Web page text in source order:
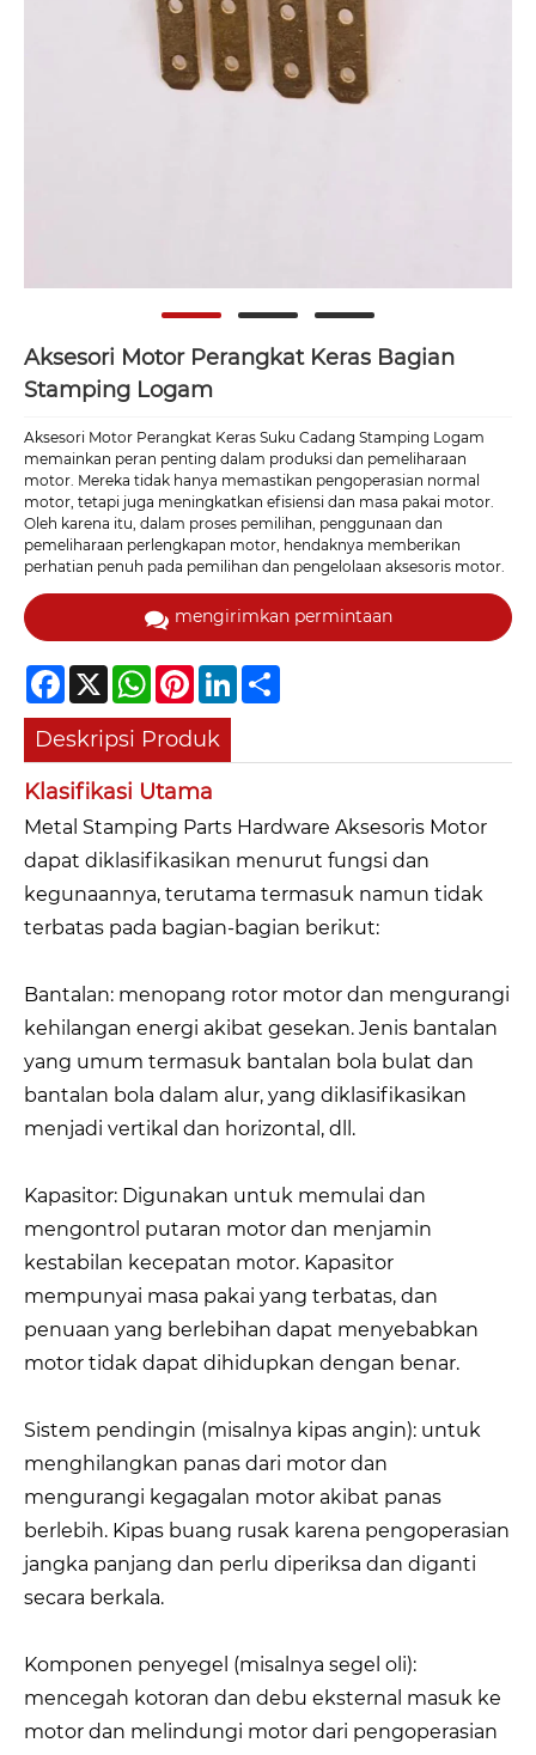
Aksesori Motor Perangkat Keras Bagian
Stamping Logam
Aksesori Motor Perangkat Keras Suku Cadang Stamping Logam
memainkan peran penting dalam produksi dan pemeliharaan
motor. Mereka tidak hanya memastikan pengoperasian normal
motor, tetapi juga meningkatkan efisiensi dan masa pakai motor.
Oleh karena itu, dalam proses pemilihan, penggunaan dan
pemeliharaan perlengkapan motor, hendaknya memberikan
perhatian penuh pada pemilihan dan pengelolaan aksesoris motor.
mengirimkan permintaan
Facebook
X WhatsAppPinterestLinkedIn
Deskripsi Produk
Klasifikasi Utama
Metal Stamping Parts Hardware Aksesoris Motor
dapat diklasifikasikan menurut fungsi dan
kegunaannya, terutama termasuk namun tidak
terbatas pada bagian-bagian berikut:
Bantalan: menopang rotor motor dan mengurangi
kehilangan energi akibat gesekan. Jenis bantalan
yang umum termasuk bantalan bola bulat dan
bantalan bola dalam alur, yang diklasifikasikan
menjadi vertikal dan horizontal, dll.
Kapasitor: Digunakan untuk memulai dan
mengontrol putaran motor dan menjamin
kestabilan kecepatan motor. Kapasitor
mempunyai masa pakai yang terbatas, dan
penuaan yang berlebihan dapat menyebabkan
motor tidak dapat dihidupkan dengan benar.
Sistem pendingin (misalnya kipas angin): untuk
menghilangkan panas dari motor dan
mengurangi kegagalan motor akibat panas
berlebih. Kipas buang rusak karena pengoperasian
jangka panjang dan perlu diperiksa dan diganti
secara berkala.
Komponen penyegel (misalnya segel oli):
mencegah kotoran dan debu eksternal masuk ke
motor dan melindungi motor dari pengoperasian